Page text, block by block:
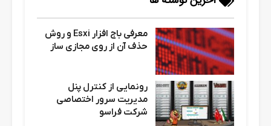
معرفی باج افزار Esxi و روش
حذف آن از روی مجازی ساز
رونمایی از کنترل پنل
مدیریت سرور اختصاصی
شرکت فراسو